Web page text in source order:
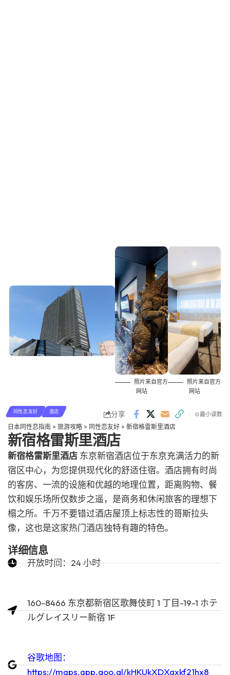
照片来自官方
网站
照片来自官方
网站
同性恋友好 酒店 分享 0 最小读数
日本同性恋指南 > 旅游攻略 > 同性恋友好 > 新宿格雷斯里酒店
新宿格雷斯里酒店
新宿格雷斯里酒店 东京新宿酒店位于东京充满活力的新
宿区中心，为您提供现代化的舒适住宿。酒店拥有时尚
的客房、一流的设施和优越的地理位置，距离购物、餐
饮和娱乐场所仅数步之遥，是商务和休闲旅客的理想下
榻之所。千万不要错过酒店屋顶上标志性的哥斯拉头
像，这也是这家热门酒店独特有趣的特色。
详细信息
开放时间：24 小时
160-8466 东京都新宿区歌舞伎町 1 丁目-19-1 ホテ
ルグレイスリー新宿 1F
谷歌地图：
https://maps.app.goo.gl/kHKUkXDXqxkf21hx8